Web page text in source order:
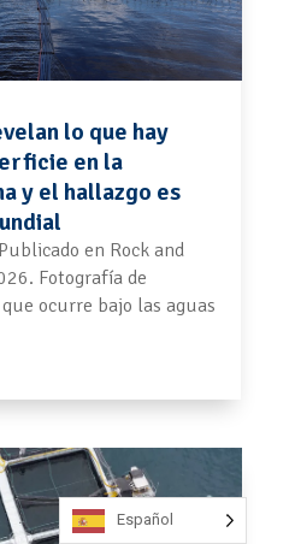
lo que hay
en la
y el hallazgo es
en Rock and
Fotografía de
ocurre bajo las aguas
Español